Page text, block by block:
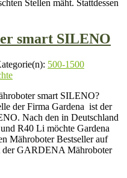
Stellen mäht. Stattdessen
smart SILENO
500-1500
smart SILENO?
der Firma Gardena ist der
Nach den in Deutschland
R40 Li möchte Gardena
Mähroboter Bestseller auf
der GARDENA Mähroboter